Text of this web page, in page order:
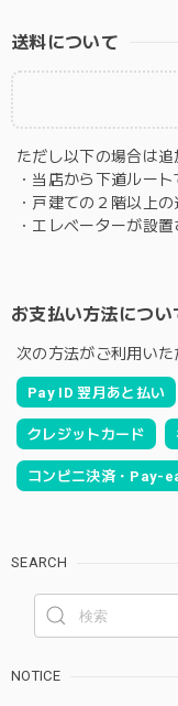
送料について
ただし以下の場合は追
・当店から下道ルー
・戸建ての２階以上
・エレベーターが設
お支払い方法につい
次の方法がご利用いた
Pay ID 翌月あと払い
クレジットカード
コンビニ決済・Pay-
SEARCH
NOTICE